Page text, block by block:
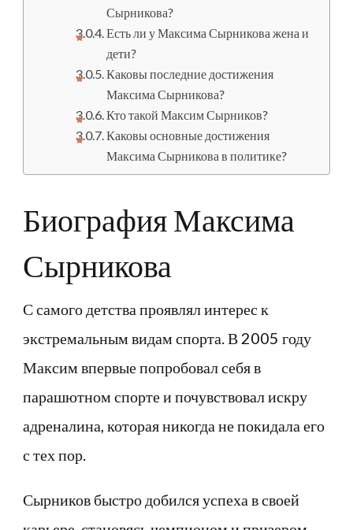
Сырникова?
Есть ли у Максима Сырникова жена и
дети?
Каковы последние достижения
Максима Сырникова?
Кто такой Максим Сырников?
Каковы основные достижения
Максима Сырникова в политике?
Биография Максима
Сырникова
С самого детства проявлял интерес к
экстремальным видам спорта. В 2005 году
Максим впервые попробовал себя в
парашютном спорте и почувствовал искру
адреналина, которая никогда не покидала его
с тех пор.
Сырников быстро добился успеха в своей